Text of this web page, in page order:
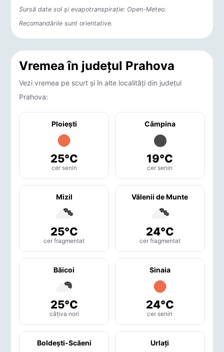
Sursă date sol și evapotranspirație: Open-Meteo.
Recomandările sunt orientative.
Vremea în județul Prahova
Vezi vremea pe scurt și în alte localități din județul
Prahova:
Ploieşti
25°C
cer senin
Câmpina
19°C
cer senin
Mizil
25°C
cer fragmentat
Vălenii de Munte
24°C
cer fragmentat
Băicoi
25°C
câțiva nori
Sinaia
24°C
cer senin
Boldeşti-Scăeni Urlaţi